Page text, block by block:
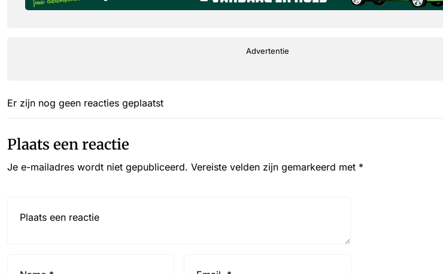
Advertentie
Er zijn nog geen reacties geplaatst
Plaats een reactie
Je e-mailadres wordt niet gepubliceerd. Vereiste velden zijn gemarkeerd met *